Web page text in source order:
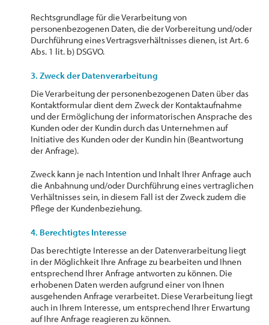
Rechtsgrundlage für die Verarbeitung von
personenbezogenen Daten, die der Vorbereitung und/oder
Durchführung eines Vertragsverhältnisses dienen, ist Art. 6
Abs. 1 lit. b) DSGVO.
3. Zweck der Datenverarbeitung
Die Verarbeitung der personenbezogenen Daten über das
Kontaktformular dient dem Zweck der Kontaktaufnahme
und der Ermöglichung der informatorischen Ansprache des
Kunden oder der Kundin durch das Unternehmen auf
Initiative des Kunden oder der Kundin hin (Beantwortung
der Anfrage).
Zweck kann je nach Intention und Inhalt Ihrer Anfrage auch
die Anbahnung und/oder Durchführung eines vertraglichen
Verhältnisses sein, in diesem Fall ist der Zweck zudem die
Pflege der Kundenbeziehung.
4. Berechtigtes Interesse
Das berechtigte Interesse an der Datenverarbeitung liegt
in der Möglichkeit Ihre Anfrage zu bearbeiten und Ihnen
entsprechend Ihrer Anfrage antworten zu können. Die
erhobenen Daten werden aufgrund einer von Ihnen
ausgehenden Anfrage verarbeitet. Diese Verarbeitung liegt
auch in Ihrem Interesse, um entsprechend Ihrer Erwartung
auf Ihre Anfrage reagieren zu können.